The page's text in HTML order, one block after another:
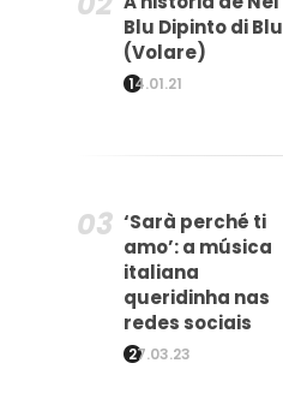
Blu Dipinto di Blu
(Volare)
14.01.21
‘Sarà perché ti
amo’: a música
italiana
queridinha nas
redes sociais
27.03.23